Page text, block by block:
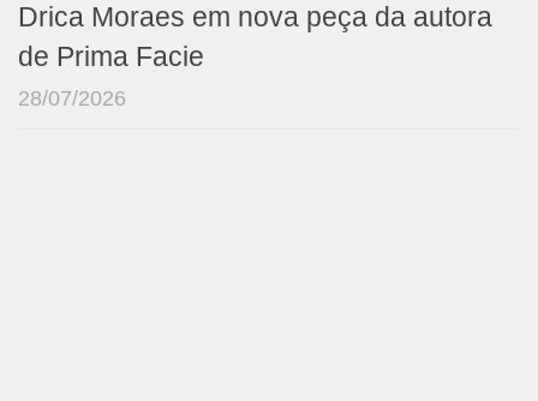
Drica Moraes em nova peça da autora
de Prima Facie
28/07/2026